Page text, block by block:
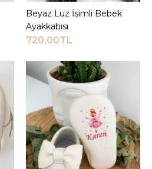
720,00TL
KARŞILAŞTIRMA LISTESINE EKLE
ALIŞVERIŞ LISTESINE EKLE
JEEYMI BABY
Beyaz Kalp Detaylı Luz
İsimli Ayakkabı
Sepete Ekle
Beyaz Luz İsimli Bebek
Ayakkabısı
720,00TL